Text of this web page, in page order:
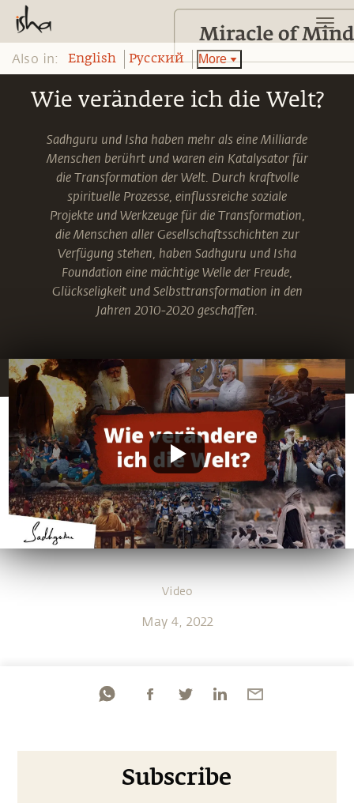
Wie verändere ich die Welt?
Sadhguru und Isha haben mehr als eine Milliarde
Menschen berührt und waren ein Katalysator für
die Transformation der Welt. Durch kraftvolle
spirituelle Prozesse, einflussreiche soziale
Projekte und Werkzeuge für die Transformation,
die Menschen aller Gesellschaftsschichten zur
Verfügung stehen, haben Sadhguru und Isha
Foundation eine mächtige Welle der Freude,
Glückseligkeit und Selbsttransformation in den
Jahren 2010-2020 geschaffen.
Video
May 4, 2022
Subscribe
Also in: English Pусский More